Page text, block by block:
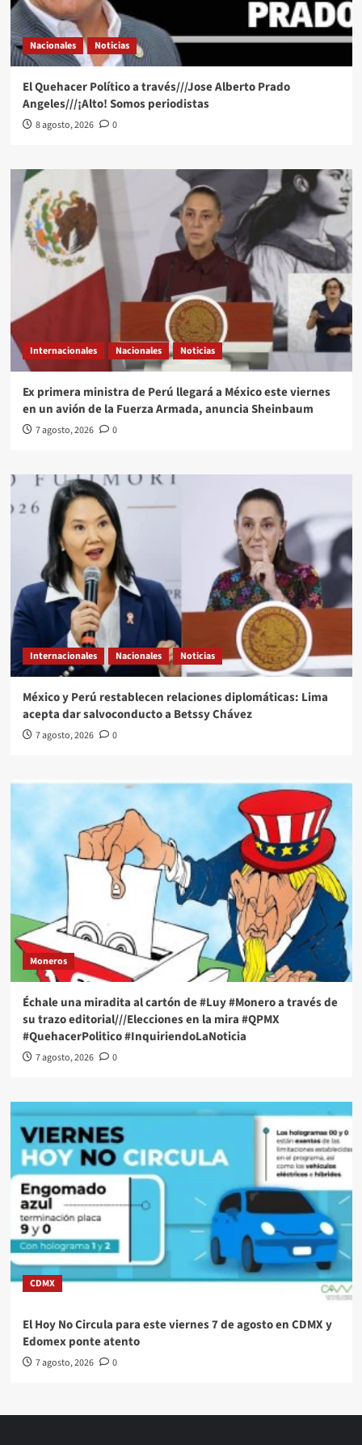
Nacionales Noticias
El Quehacer Político a través///Jose Alberto Prado
Angeles///¡Alto! Somos periodistas
8 agosto, 2026 0
Internacionales Nacionales Noticias
Ex primera ministra de Perú llegará a México este viernes
en un avión de la Fuerza Armada, anuncia Sheinbaum
7 agosto, 2026 0
Internacionales Nacionales Noticias
México y Perú restablecen relaciones diplomáticas: Lima
acepta dar salvoconducto a Betssy Chávez
7 agosto, 2026 0
Moneros
Échale una miradita al cartón de #Luy #Monero a través de
su trazo editorial///Elecciones en la mira #QPMX
#QuehacerPolitico #InquiriendoLaNoticia
7 agosto, 2026 0
CDMX
El Hoy No Circula para este viernes 7 de agosto en CDMX y
Edomex ponte atento
7 agosto, 2026 0